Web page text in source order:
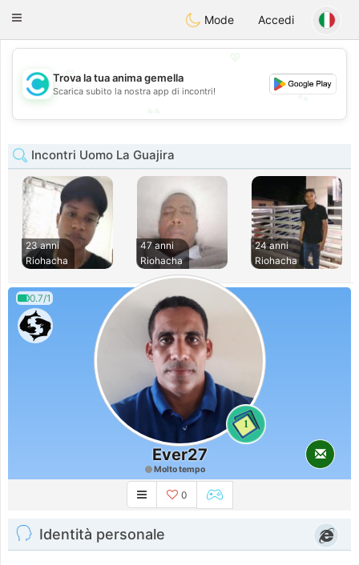
olombiaCitas
Toggle
Mode Accedi
💕
Trova la tua anima gemella
Scarica subito la nostra app di incontri!
Incontri Uomo La Guajira
23 anni
Riohacha
47 anni
Riohacha
24 anni
Riohacha
0.7/1
1
Ever27
Molto tempo
0
Identità personale